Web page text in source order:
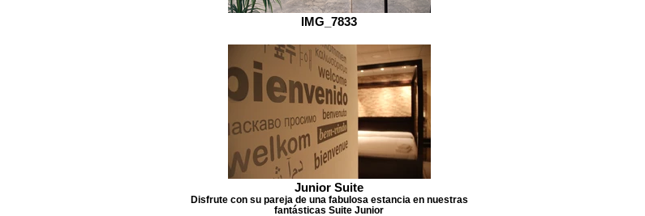
IMG_7833
Junior Suite
Disfrute con su pareja de una fabulosa estancia en nuestras
fantásticas Suite Junior